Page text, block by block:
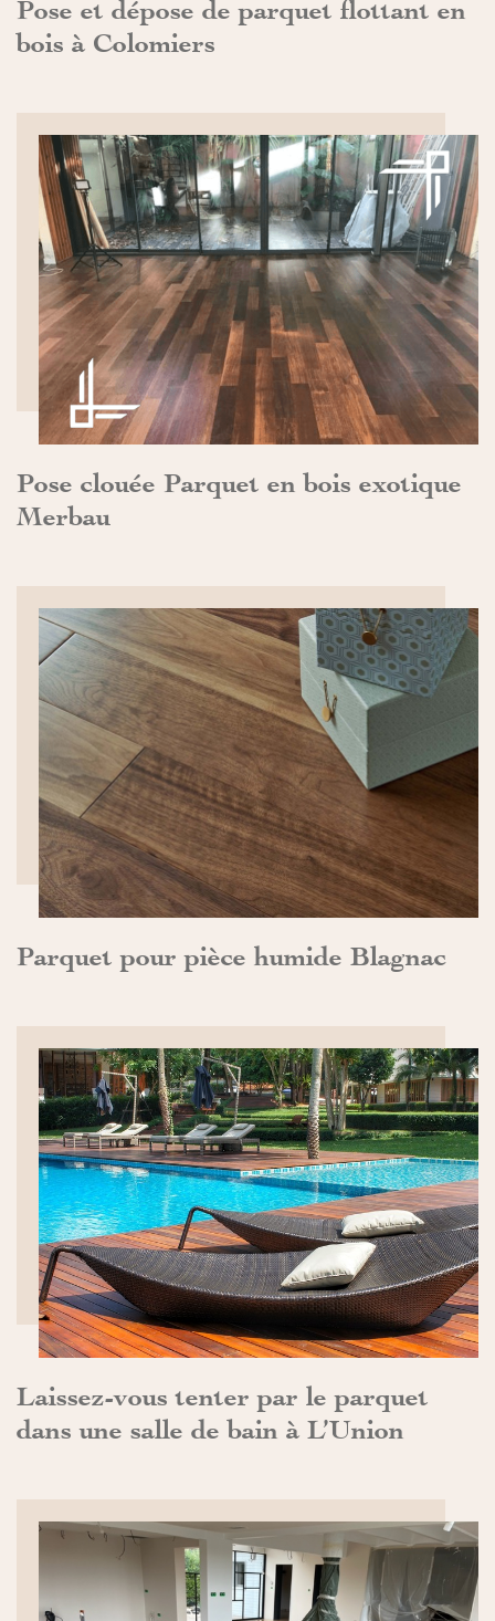
Pose et dépose de parquet flottant en
bois à Colomiers
Pose clouée Parquet en bois exotique
Merbau
DÉCOUVRIR>>
Parquet pour pièce humide Blagnac
DÉCOUVRIR>>
Laissez-vous tenter par le parquet
dans une salle de bain à L’Union
DÉCOUVRIR>>